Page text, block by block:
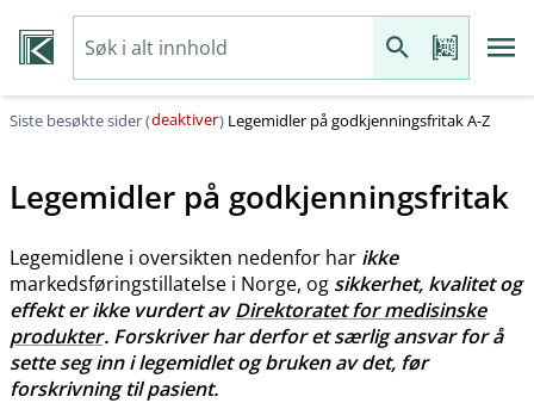
Siste besøkte sider (deaktiver) Legemidler på godkjenningsfritak A-Z
Legemidler på godkjenningsfritak
Legemidlene i oversikten nedenfor har ikke
markedsføringstillatelse i Norge, og sikkerhet, kvalitet og
effekt er ikke vurdert avDirektoratet for medisinske
produkter. Forskriver har derfor et særlig ansvar for å
sette seg inn i legemidlet og bruken av det, før
forskrivning til pasient.